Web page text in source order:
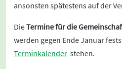
ansonsten spätestens auf der
DieTermine für die
werden gegen Ende Januar
Terminkalender stehen.